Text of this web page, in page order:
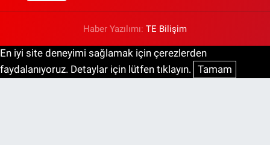
Haber Yazılımı: TE Bilişim
En iyi site deneyimi sağlamak için çerezlerden
faydalanıyoruz. Detaylar için lütfen tıklayın. Tamam